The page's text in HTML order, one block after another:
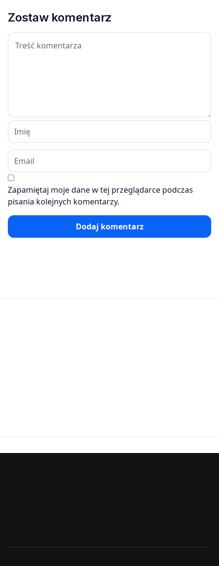
Zostaw komentarz
Zapamiętaj moje dane w tej przeglądarce podczas
pisania kolejnych komentarzy.
Dodaj komentarz